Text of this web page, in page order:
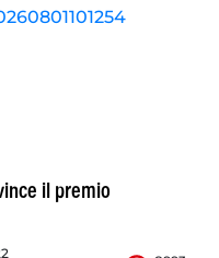
il premio